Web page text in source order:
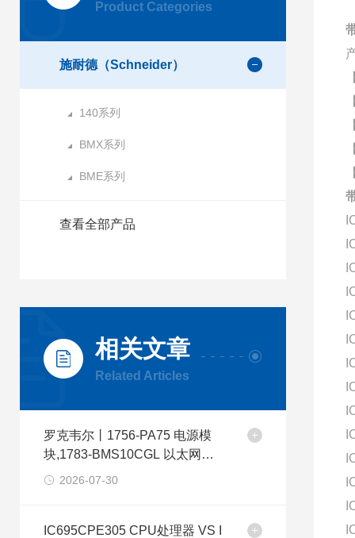
Product Categories
施耐德（Schneider）
140系列
BMX系列
BME系列
查看全部产品
相关文章
Related Articles
罗克韦尔丨1756-PA75 电源模
块,1783-BMS10CGL 以太网交
换机2026-07-30
IC695CPE305 CPU处理器 VS I